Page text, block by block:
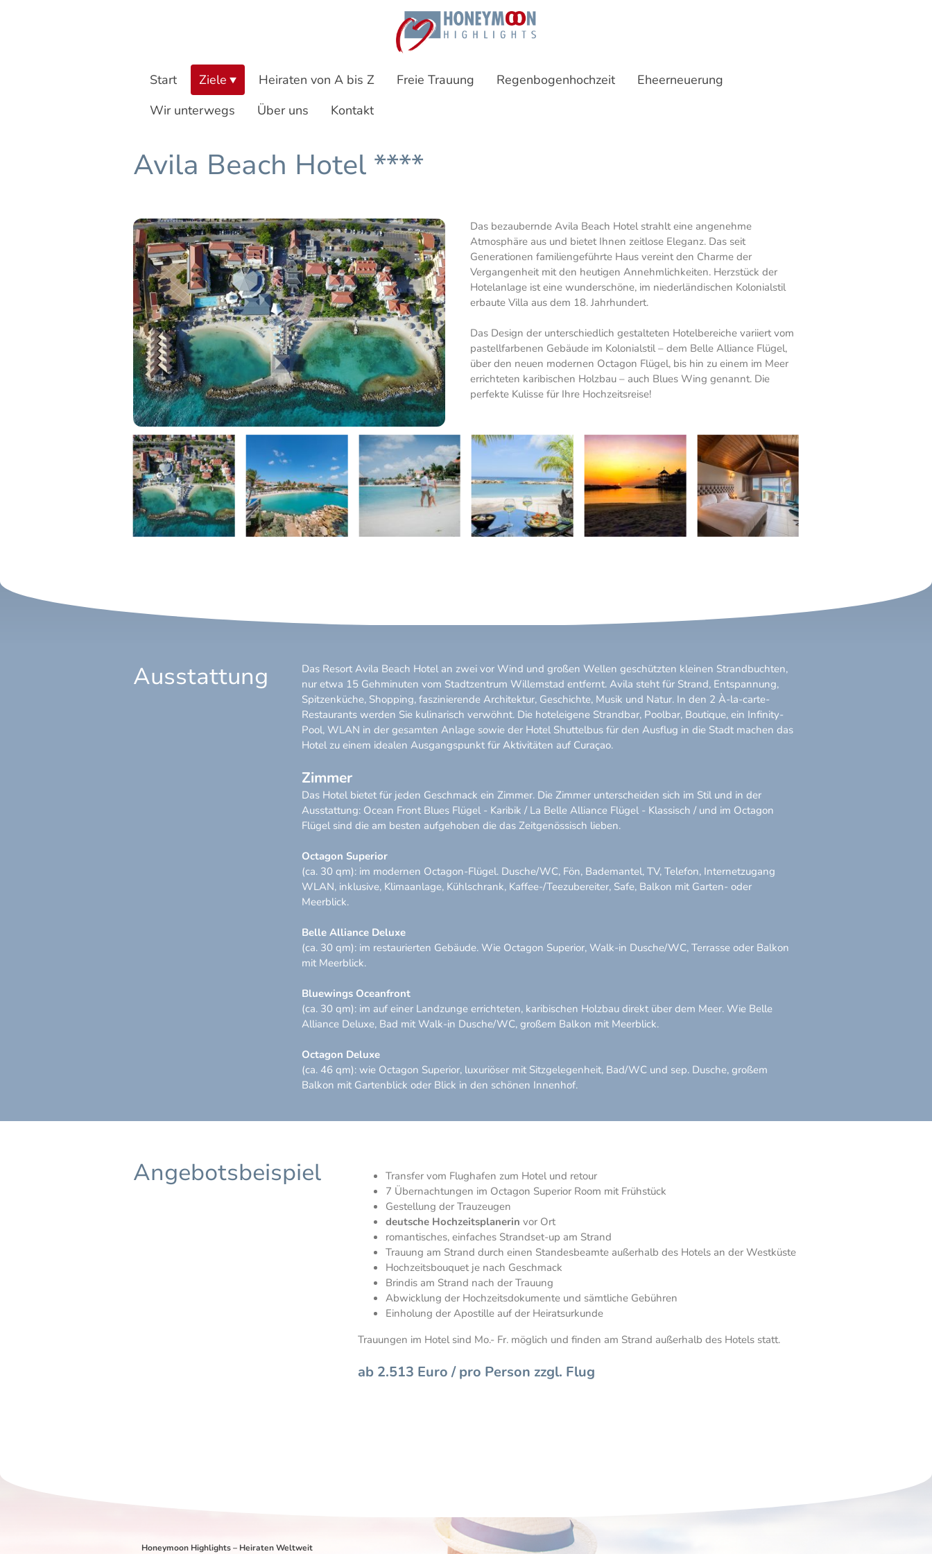
Start Ziele Heiraten von A bis Z Freie Trauung Regenbogenhochzeit
Eheerneuerung
Wir unterwegs
Über uns Kontakt
Avila Beach Hotel ****
Das bezaubernde Avila Beach Hotel strahlt eine angenehme
Atmosphäre aus und bietet Ihnen zeitlose Eleganz. Das seit
Generationen familiengeführte Haus vereint den Charme der
Vergangenheit mit den heutigen Annehmlichkeiten. Herzstück der
Hotelanlage ist eine wunderschöne, im niederländischen Kolonialstil
erbaute Villa aus dem 18. Jahrhundert.
Das Design der unterschiedlich gestalteten Hotelbereiche variiert vom
pastellfarbenen Gebäude im Kolonialstil – dem Belle Alliance Flügel,
über den neuen modernen Octagon Flügel, bis hin zu einem im Meer
errichteten karibischen Holzbau – auch Blues Wing genannt. Die
perfekte Kulisse für Ihre Hochzeitsreise!
Ausstattung
Das Resort Avila Beach Hotel an zwei vor Wind und großen Wellen geschützten kleinen Strandbuchten,
nur etwa 15 Gehminuten vom Stadtzentrum Willemstad entfernt. Avila steht für Strand, Entspannung,
Spitzenküche, Shopping, faszinierende Architektur, Geschichte, Musik und Natur. In den 2 À-la-carte-
Restaurants werden Sie kulinarisch verwöhnt. Die hoteleigene Strandbar, Poolbar, Boutique, ein Infinity-
Pool, WLAN in der gesamten Anlage sowie der Hotel Shuttelbus für den Ausflug in die Stadt machen das
Hotel zu einem idealen Ausgangspunkt für Aktivitäten auf Curaçao.
Zimmer
Das Hotel bietet für jeden Geschmack ein Zimmer. Die Zimmer unterscheiden sich im Stil und in der
Ausstattung: Ocean Front Blues Flügel - Karibik / La Belle Alliance Flügel - Klassisch / und im Octagon
Flügel sind die am besten aufgehoben die das Zeitgenössisch lieben.
Octagon Superior
(ca. 30 qm): im modernen Octagon-Flügel. Dusche/WC, Fön, Bademantel, TV, Telefon, Internetzugang
WLAN, inklusive, Klimaanlage, Kühlschrank, Kaffee-/Teezubereiter, Safe, Balkon mit Garten- oder
Meerblick.
Belle Alliance Deluxe
(ca. 30 qm): im restaurierten Gebäude. Wie Octagon Superior, Walk-in Dusche/WC, Terrasse oder Balkon
mit Meerblick.
Bluewings Oceanfront
(ca. 30 qm): im auf einer Landzunge errichteten, karibischen Holzbau direkt über dem Meer. Wie Belle
Alliance Deluxe, Bad mit Walk-in Dusche/WC, großem Balkon mit Meerblick.
Octagon Deluxe
(ca. 46 qm): wie Octagon Superior, luxuriöser mit Sitzgelegenheit, Bad/WC und sep. Dusche, großem
Balkon mit Gartenblick oder Blick in den schönen Innenhof.
Angebotsbeispiel
Transfer vom Flughafen zum Hotel und retour
7 Übernachtungen im Octagon Superior Room mit Frühstück
Gestellung der Trauzeugen
deutsche Hochzeitsplanerin vor Ort
romantisches, einfaches Strandset-up am Strand
Trauung am Strand durch einen Standesbeamte außerhalb des Hotels an der Westküste
Hochzeitsbouquet je nach Geschmack
Brindis am Strand nach der Trauung
Abwicklung der Hochzeitsdokumente und sämtliche Gebühren
Einholung der Apostille auf der Heiratsurkunde
​Trauungen im Hotel sind Mo.- Fr. möglich und finden am Strand außerhalb des Hotels statt.
ab 2.513 Euro / pro Person zzgl. Flug
Honeymoon Highlights – Heiraten Weltweit